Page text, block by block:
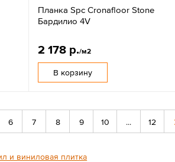
Планка Spc Cronafloor Stone
Бардилио 4V
2 178 р./м2
В корзину
6 7 8 9 10 ... 12
и виниловая плитка